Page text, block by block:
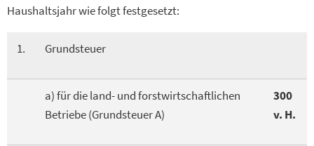
Haushaltsjahr wie folgt festgesetzt:
1. Grundsteuer
a) für die land- und forstwirtschaftlichen
Betriebe (Grundsteuer A)
300
v. H.